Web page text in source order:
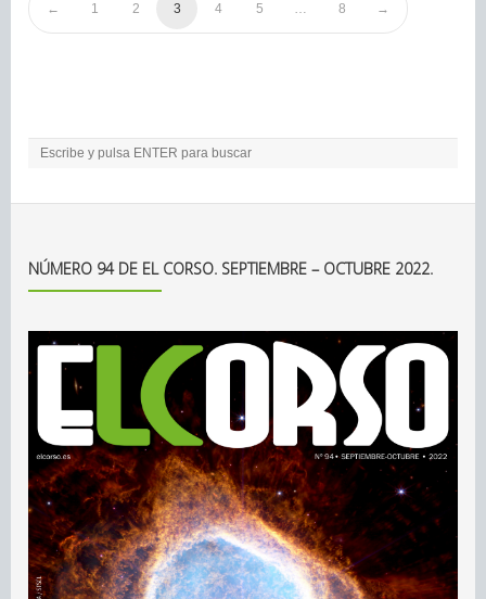
1 2 3 4 5 … 8
NÚMERO 94 DE EL CORSO. SEPTIEMBRE – OCTUBRE 2022.